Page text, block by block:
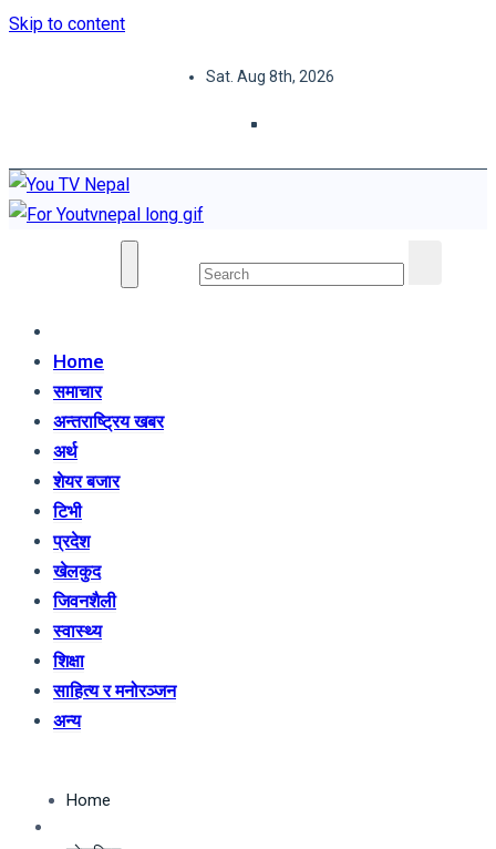
Skip to content
Sat. Aug 8th, 2026
Home
समाचार
अन्तराष्ट्रिय खबर
अर्थ
शेयर बजार
टिभी
प्रदेश
खेलकुद
जिवनशैली
स्वास्थ्य
शिक्षा
साहित्य र मनोरञ्जन
अन्य
Home